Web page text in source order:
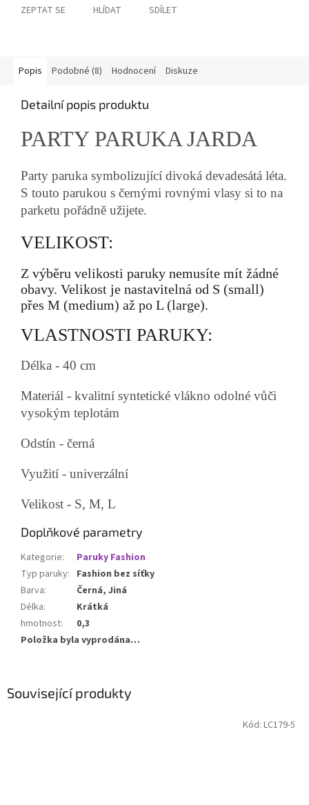
ZEPTAT SE HLÍDAT SDÍLET
Související produkty
Kód: LC179-5
Popis Podobné (8) Hodnocení Diskuze
Detailní popis produktu
PARTY PARUKA JARDA
Party paruka symbolizující divoká devadesátá léta.
S touto parukou s černými rovnými vlasy si to na
parketu pořádně užijete.
VELIKOST:
Z výběru velikosti paruky nemusíte mít žádné
obavy. Velikost je nastavitelná od S (small)
přes M (medium) až po L (large).
VLASTNOSTI PARUKY:
Délka - 40 cm
Materiál - kvalitní syntetické vlákno odolné vůči
vysokým teplotám
Odstín - černá
Využití - univerzální
Velikost - S, M, L
Doplňkové parametry
Kategorie:
Paruky Fashion
Typ paruky: Fashion bez síťky
Barva:
Černá, Jiná
Délka:
Krátká
hmotnost:
0,3
Položka byla vyprodána…